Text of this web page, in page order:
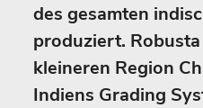
des gesamten
produziert.
kleineren Region
Indiens Grading